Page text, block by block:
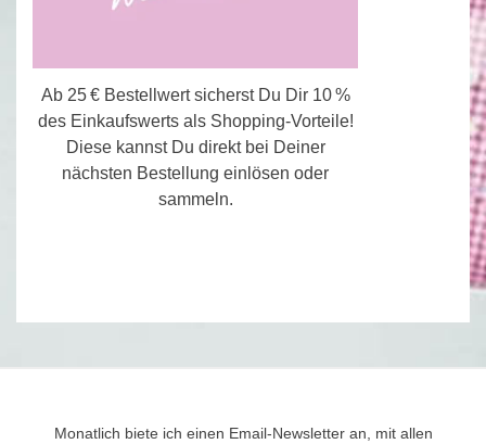
Ab 25 € Bestellwert sicherst Du Dir 10 %
des Einkaufswerts als Shopping-Vorteile!
Diese kannst Du direkt bei Deiner
nächsten Bestellung einlösen oder
sammeln.
Monatlich biete ich einen Email-Newsletter an, mit allen